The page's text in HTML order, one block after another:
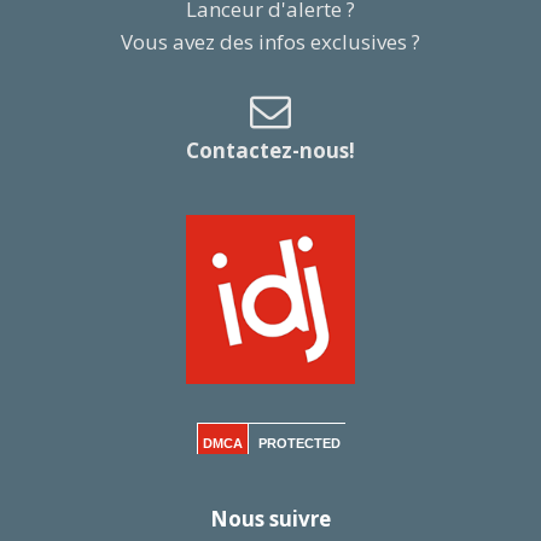
Lanceur d'alerte ?
Vous avez des infos exclusives ?
Contactez-nous!
DMCA PROTECTED
Nous suivre